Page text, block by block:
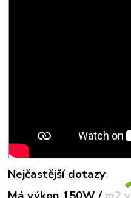
Nejčastější dotazy: